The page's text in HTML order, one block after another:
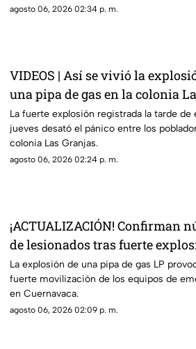
áreas montañosas. En el sur y sureste
agosto 06, 2026 02:34 p. m.
VIDEOS | Así se vivió la
una pipa de gas en la colonia
Granjas, Cuernavaca
La fuerte explosión registrada la tarde de
jueves desató el pánico entre los
colonia Las Granjas.
agosto 06, 2026 02:24 p. m.
¡ACTUALIZACIÓN! Confirman
de lesionados tras fuerte
pipa de gas en colonia Las
La explosión de una pipa de gas LP
fuerte movilización de los equipos de
en Cuernavaca.
agosto 06, 2026 02:09 p. m.